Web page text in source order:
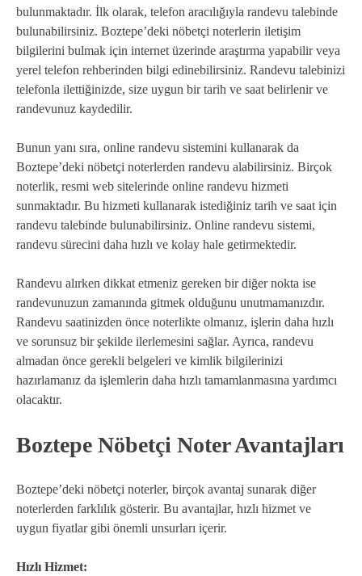
bulunmaktadır. İlk olarak, telefon aracılığıyla randevu talebinde
bulunabilirsiniz. Boztepe’deki nöbetçi noterlerin iletişim
bilgilerini bulmak için internet üzerinde araştırma yapabilir veya
yerel telefon rehberinden bilgi edinebilirsiniz. Randevu talebinizi
telefonla ilettiğinizde, size uygun bir tarih ve saat belirlenir ve
randevunuz kaydedilir.
Bunun yanı sıra, online randevu sistemini kullanarak da
Boztepe’deki nöbetçi noterlerden randevu alabilirsiniz. Birçok
noterlik, resmi web sitelerinde online randevu hizmeti
sunmaktadır. Bu hizmeti kullanarak istediğiniz tarih ve saat için
randevu talebinde bulunabilirsiniz. Online randevu sistemi,
randevu sürecini daha hızlı ve kolay hale getirmektedir.
Randevu alırken dikkat etmeniz gereken bir diğer nokta ise
randevunuzun zamanında gitmek olduğunu unutmamanızdır.
Randevu saatinizden önce noterlikte olmanız, işlerin daha hızlı
ve sorunsuz bir şekilde ilerlemesini sağlar. Ayrıca, randevu
almadan önce gerekli belgeleri ve kimlik bilgilerinizi
hazırlamanız da işlemlerin daha hızlı tamamlanmasına yardımcı
olacaktır.
Boztepe Nöbetçi Noter Avantajları
Boztepe’deki nöbetçi noterler, birçok avantaj sunarak diğer
noterlerden farklılık gösterir. Bu avantajlar, hızlı hizmet ve
uygun fiyatlar gibi önemli unsurları içerir.
Hızlı Hizmet: